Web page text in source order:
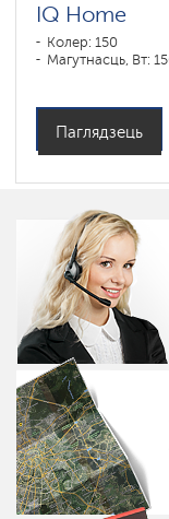
IQ Home
Колер: 150
Магутнасць, Вт:
Паглядзець